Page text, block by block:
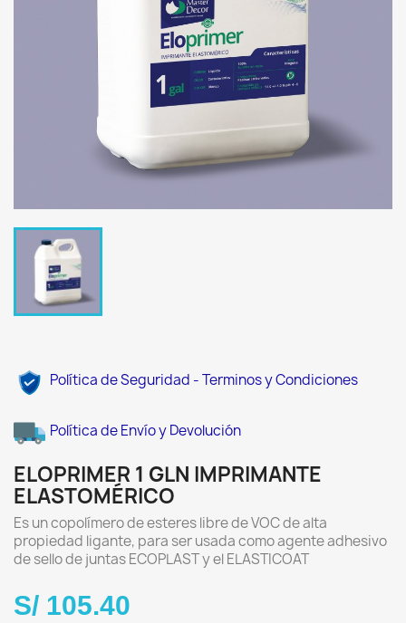
Política de Seguridad - Terminos y Condiciones
Política de Envío y Devolución
ELOPRIMER 1 GLN IMPRIMANTE
ELASTOMÉRICO
Es un copolímero de esteres libre de VOC de alta
propiedad ligante, para ser usada como agente adhesivo
de sello de juntas ECOPLAST y el ELASTICOAT
S/ 105.40